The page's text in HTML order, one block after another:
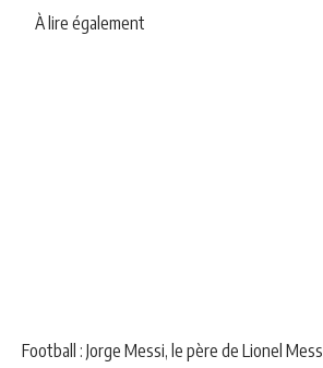
À lire également
Football : Jorge Messi, le père de Lionel